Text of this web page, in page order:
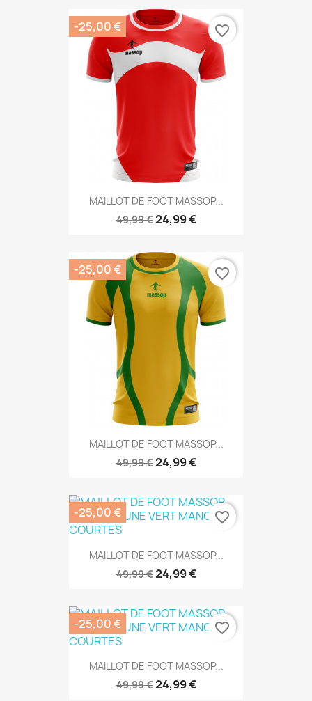
MAILLOT DE FOOT MASSOP...
49,99 €24,99 €
-25,00 € favorite_border
MAILLOT DE FOOT MASSOP...
49,99 €24,99 €
-25,00 € favorite_border
MAILLOT DE FOOT MASSOP...
49,99 €24,99 €
-25,00 € favorite_border
MAILLOT DE FOOT MASSOP...
49,99 €24,99 €
-25,00 € favorite_border